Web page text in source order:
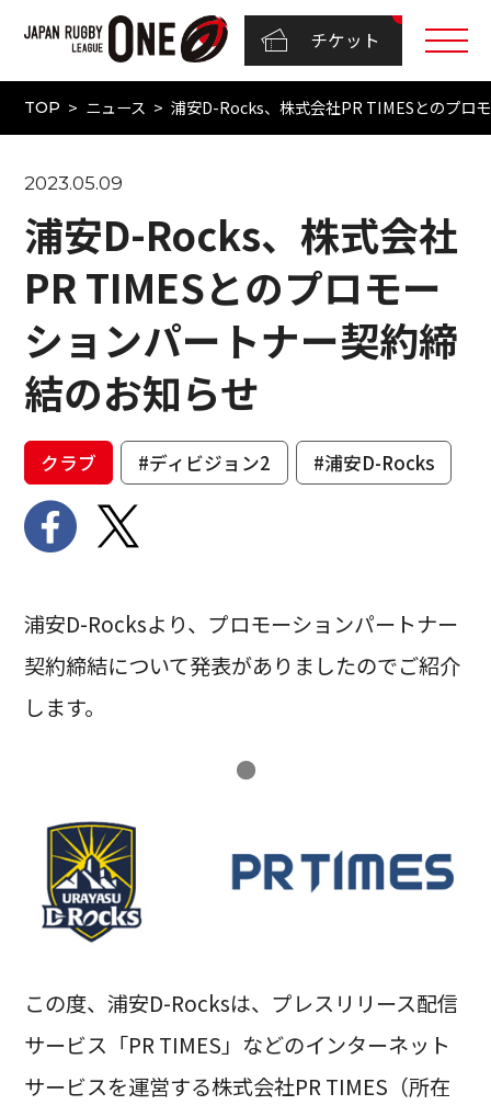
チケット
TOP ニュース 浦安D-Rocks、株式会社PR TIMESとのプロ
2023.05.09
浦安D-Rocks、株式会社
PR TIMESとのプロモー
ションパートナー契約締
結のお知らせ
クラブ #ディビジョン2 #浦安D-Rocks
浦安D-Rocksより、プロモーションパートナー
契約締結について発表がありましたのでご紹介
します。
●
この度、浦安D-Rocksは、プレスリリース配信
サービス「PR TIMES」などのインターネット
サービスを運営する株式会社PR TIMES（所在